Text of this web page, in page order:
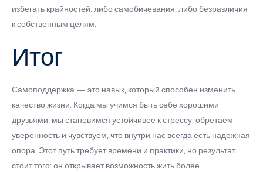
избегать крайностей: либо самобичевания, либо безразличия
к собственным целям.
Итог
Самоподдержка — это навык, который способен изменить
качество жизни. Когда мы учимся быть себе хорошими
друзьями, мы становимся устойчивее к стрессу, обретаем
уверенность и чувствуем, что внутри нас всегда есть надежная
опора. Этот путь требует времени и практики, но результат
стоит того: он открывает возможность жить более